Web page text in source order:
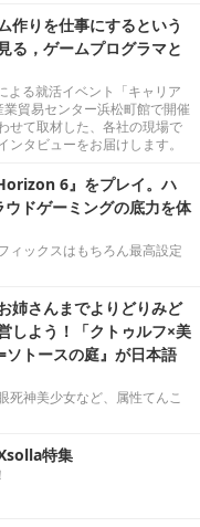
作りを仕事にするという
る，ゲームプログラマと
る就活イベント「キャリア
貿易センター浜松町館で開催
せて取材した、各社の現場で
タビューをお届けします。
6』をプレイ。ハ
ドゲーミングの底力を体
ィックスはもちろん最高設定
姉さんまでよりどりみど
しよう！「クトゥルフ×美
トースの庭』が日本語
死神美少女など、属性てんこ
特集